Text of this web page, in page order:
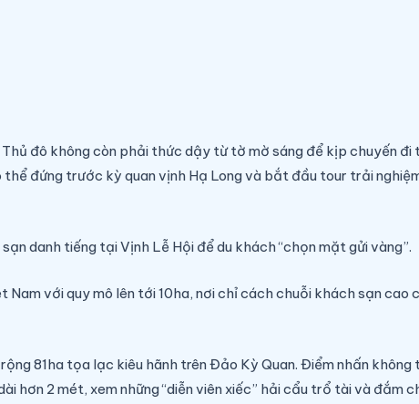
đô không còn phải thức dậy từ tờ mờ sáng để kịp chuyến
đứng trước kỳ quan vịnh Hạ Long và bắt đầu tour trải
danh tiếng tại Vịnh Lễ Hội để du khách “chọn mặt gửi vàng”.
với quy mô lên tới 10ha, nơi chỉ cách chuỗi khách sạn
81ha tọa lạc kiêu hãnh trên Đảo Kỳ Quan. Điểm nhấn
hơn 2 mét, xem những “diễn viên xiếc” hải cẩu trổ tài và đắm